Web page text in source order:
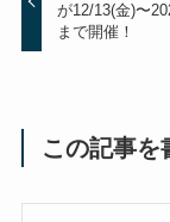
が12/13(金)〜
まで開催！
この記事を